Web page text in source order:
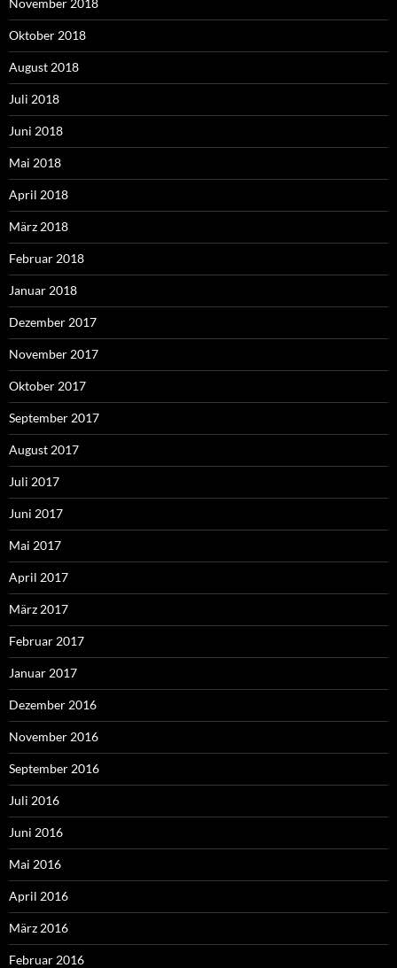
Oktober 2018
August 2018
Juli 2018
Juni 2018
Mai 2018
April 2018
März 2018
Februar 2018
Januar 2018
Dezember 2017
November 2017
Oktober 2017
September 2017
August 2017
Juli 2017
Juni 2017
Mai 2017
April 2017
März 2017
Februar 2017
Januar 2017
Dezember 2016
November 2016
September 2016
Juli 2016
Juni 2016
Mai 2016
April 2016
März 2016
Februar 2016